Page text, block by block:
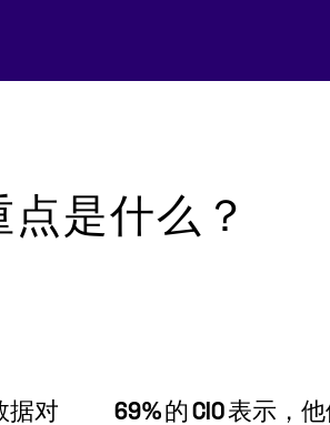
是什么？
据对
69% 的 CIO 表示，